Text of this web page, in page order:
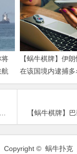
将
航
【蜗牛棋牌】伊
在该国境内逮捕
特工
【蜗牛棋牌】巴
Copyright © 蜗牛扑克